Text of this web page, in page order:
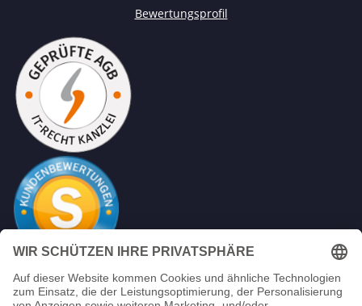
Diese Banner ist ohne Funktion
Bewertungsprofil
Mein Unternehmen sammelt über den unabhängigen
Dienstleister SHOPVOTE Bewertungen. SHOPVOTE setzt